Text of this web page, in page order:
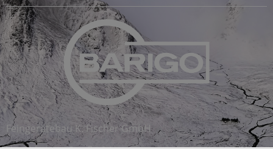
Feingerätebau K. Fischer GmbH